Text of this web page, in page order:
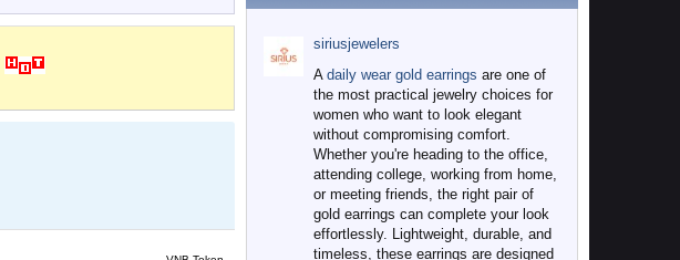
siriusjewelers
A daily wear gold earrings are one of
the most practical jewelry choices for
women who want to look elegant
without compromising comfort.
Whether you're heading to the office,
attending college, working from home,
or meeting friends, the right pair of
gold earrings can complete your look
effortlessly. Lightweight, durable, and
timeless, these earrings are designed